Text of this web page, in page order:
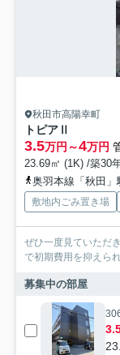
秋田市高陽幸町
トピアⅡ
3.5万円～4万円
23.69㎡ (1K) /築30
奥羽本線「秋田」
敷地内ごみ置き場
ぜひ一度見ていただきたい、
で初期費用を抑えら
募集中の部屋